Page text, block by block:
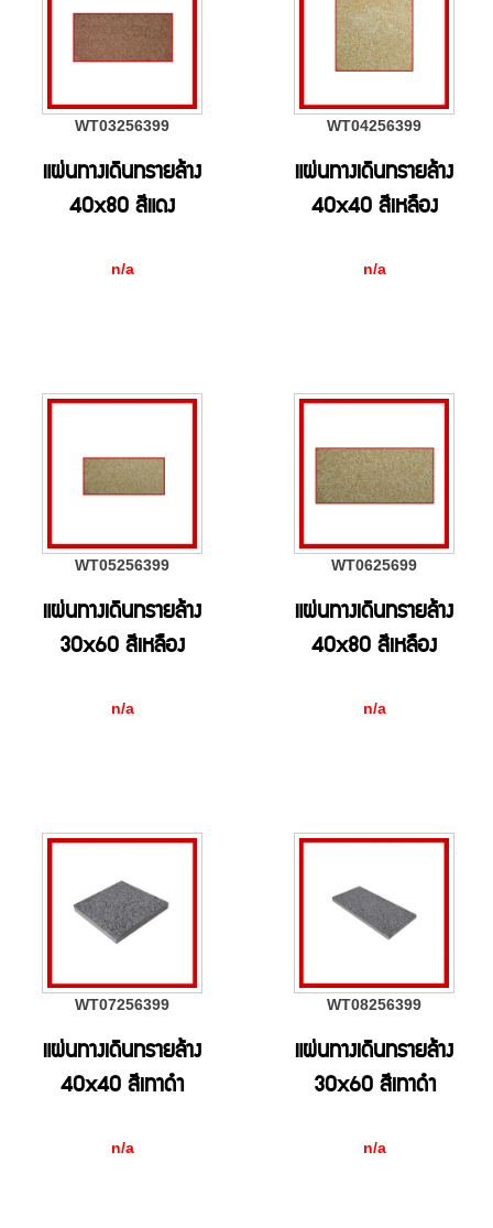
WT03256399
แผ่นทางเดินทรายล้าง
40x80 สีแดง
n/a
WT04256399
แผ่นทางเดินทรายล้าง
40x40 สีเหลือง
n/a
WT05256399
แผ่นทางเดินทรายล้าง
30x60 สีเหลือง
n/a
WT0625699
แผ่นทางเดินทรายล้าง
40x80 สีเหลือง
n/a
WT07256399
แผ่นทางเดินทรายล้าง
40x40 สีเทาดำ
n/a
WT08256399
แผ่นทางเดินทรายล้าง
30x60 สีเทาดำ
n/a